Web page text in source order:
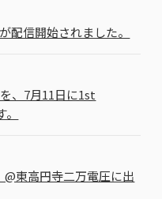
信開始されました。
、7月11日に1st
東高円寺二万電圧に出